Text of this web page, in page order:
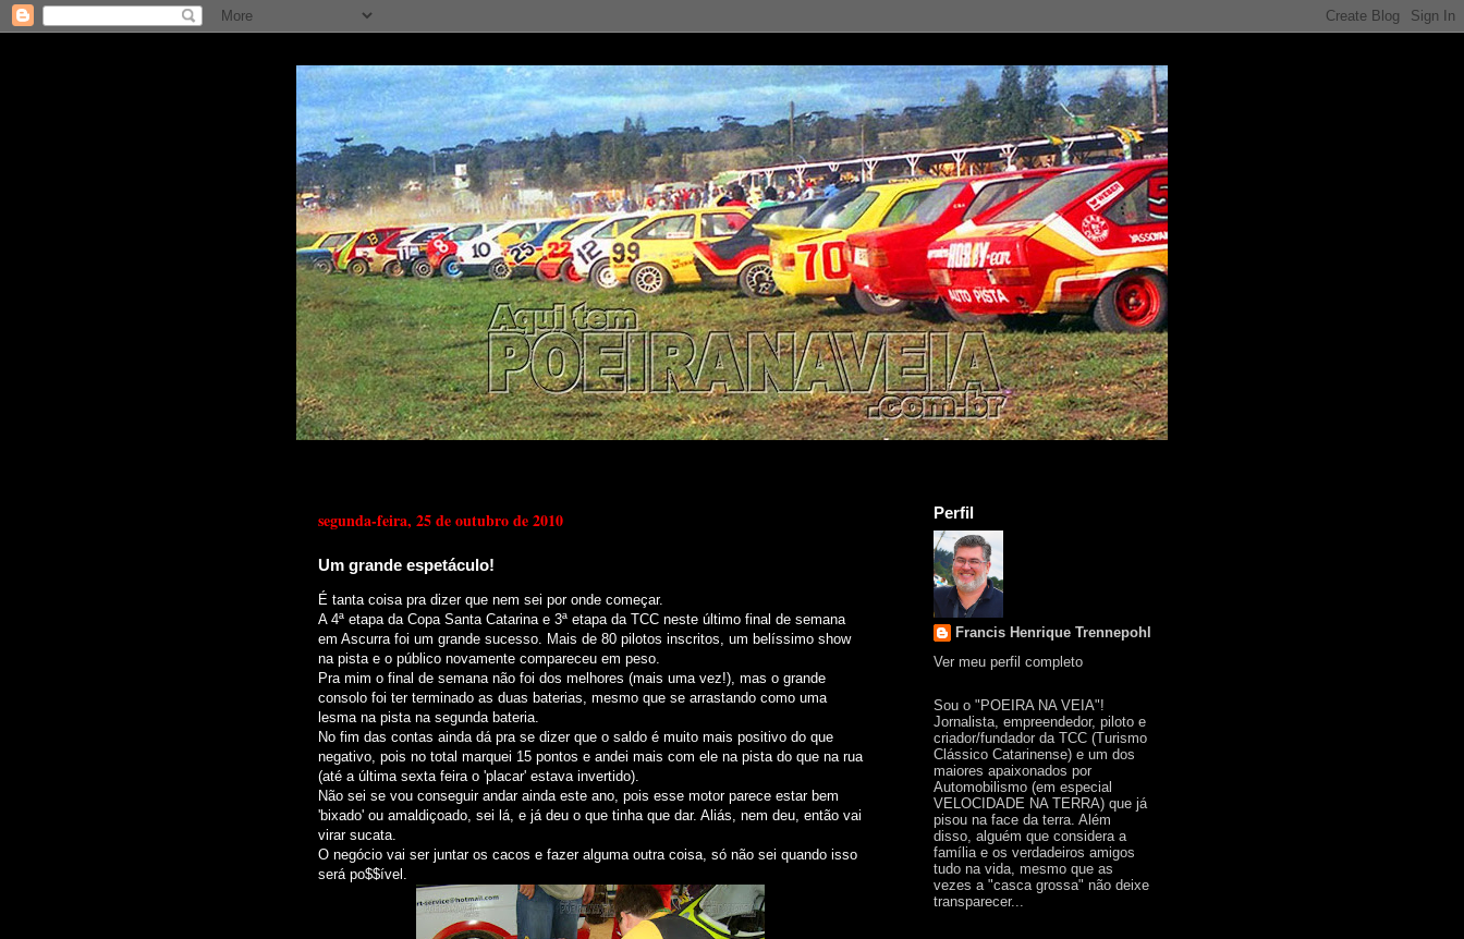
segunda-feira, 25 de outubro de 2010
Um grande espetáculo!
É tanta coisa pra dizer que nem sei por onde começar.
A 4ª etapa da Copa Santa Catarina e 3ª etapa da TCC neste último final de semana
em Ascurra foi um grande sucesso. Mais de 80 pilotos inscritos, um belíssimo show
na pista e o público novamente compareceu em peso.
Pra mim o final de semana não foi dos melhores (mais uma vez!), mas o grande
consolo foi ter terminado as duas baterias, mesmo que se arrastando como uma
lesma na pista na segunda bateria.
No fim das contas ainda dá pra se dizer que o saldo é muito mais positivo do que
negativo, pois no total marquei 15 pontos e andei mais com ele na pista do que na rua
(até a última sexta feira o 'placar' estava invertido).
Não sei se vou conseguir andar ainda este ano, pois esse motor parece estar bem
'bixado' ou amaldiçoado, sei lá, e já deu o que tinha que dar. Aliás, nem deu, então vai
virar sucata.
O negócio vai ser juntar os cacos e fazer alguma outra coisa, só não sei quando isso
será po$$ível.
Perfil
Francis Henrique Trennepohl
Ver meu perfil completo
Sou o "POEIRA NA VEIA"!
Jornalista, empreendedor, piloto e
criador/fundador da TCC (Turismo
Clássico Catarinense) e um dos
maiores apaixonados por
Automobilismo (em especial
VELOCIDADE NA TERRA) que já
pisou na face da terra. Além
disso, alguém que considera a
família e os verdadeiros amigos
tudo na vida, mesmo que as
vezes a "casca grossa" não deixe
transparecer...